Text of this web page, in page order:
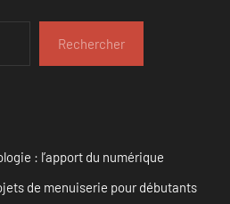
Rechercher
: l’apport du numérique
de menuiserie pour débutants